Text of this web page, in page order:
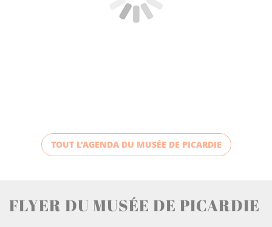
TOUT L'AGENDA DU MUSÉE DE PICARDIE
FLYER DU MUSÉE DE PICARDIE